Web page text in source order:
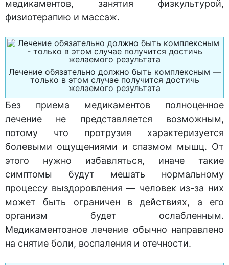
медикаментов, занятия физкультурой,
физиотерапию и массаж.
Лечение обязательно должно быть комплексным —
только в этом случае получится достичь
желаемого результата
Без приема медикаментов полноценное
лечение не представляется возможным,
потому что протрузия характеризуется
болевыми ощущениями и спазмом мышц. От
этого нужно избавляться, иначе такие
симптомы будут мешать нормальному
процессу выздоровления — человек из-за них
может быть ограничен в действиях, а его
организм будет ослабленным.
Медикаментозное лечение обычно направлено
на снятие боли, воспаления и отечности.